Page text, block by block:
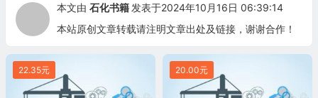
本文由 石化书籍 发表于2024年10月16日 06:39:14
本站原创文章转载请注明文章出处及链接，谢谢合作！
22.35元 20.00元